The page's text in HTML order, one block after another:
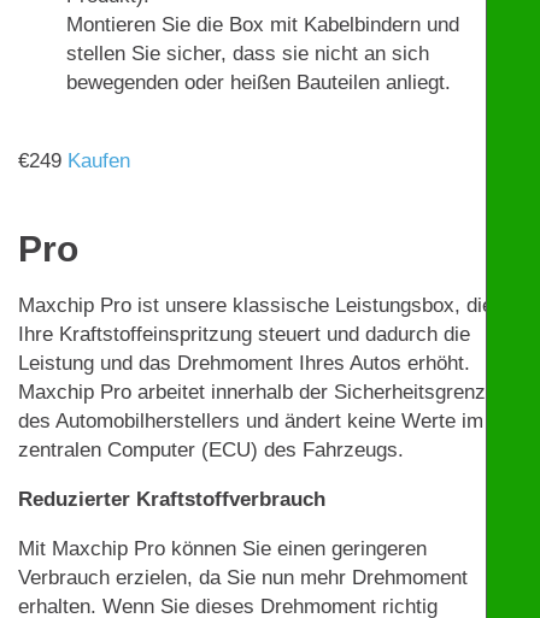
Montieren Sie die Box mit Kabelbindern und
stellen Sie sicher, dass sie nicht an sich
bewegenden oder heißen Bauteilen anliegt.
€249 Kaufen
Pro
Maxchip Pro ist unsere klassische Leistungsbox, die
Ihre Kraftstoffeinspritzung steuert und dadurch die
Leistung und das Drehmoment Ihres Autos erhöht.
Maxchip Pro arbeitet innerhalb der Sicherheitsgrenzen
des Automobilherstellers und ändert keine Werte im
zentralen Computer (ECU) des Fahrzeugs.
Reduzierter Kraftstoffverbrauch
Mit Maxchip Pro können Sie einen geringeren
Verbrauch erzielen, da Sie nun mehr Drehmoment
erhalten. Wenn Sie dieses Drehmoment richtig